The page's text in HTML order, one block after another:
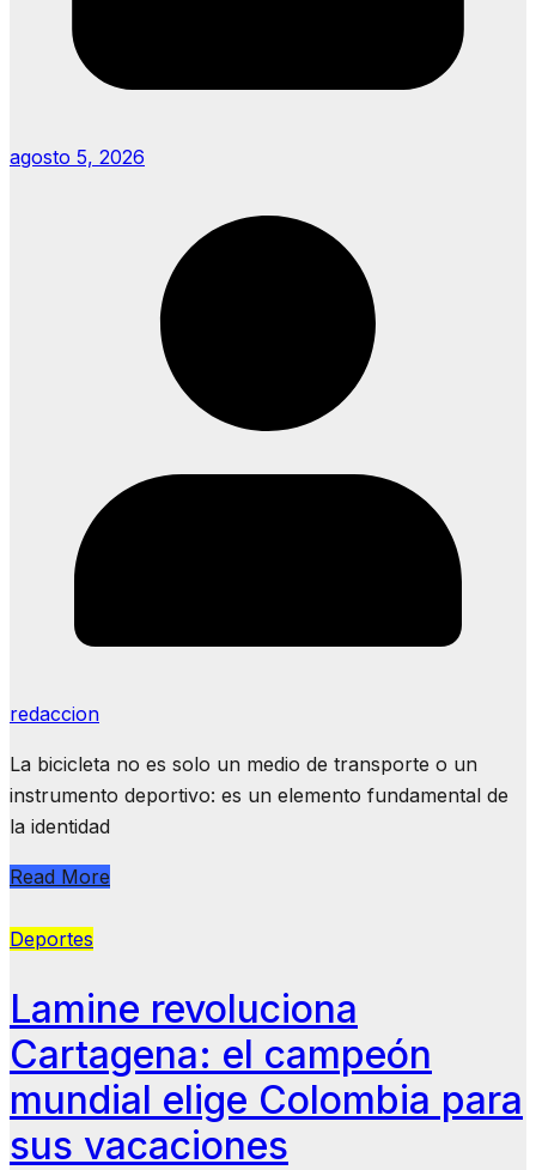
agosto 5, 2026
redaccion
La bicicleta no es solo un medio de transporte o un
instrumento deportivo: es un elemento fundamental de
la identidad
Read More
Deportes
Lamine revoluciona
Cartagena: el campeón
mundial elige Colombia para
sus vacaciones